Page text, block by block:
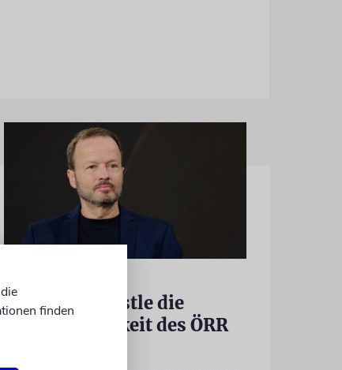
Wie Georg Restle die
Glaubwürdigkeit des ÖRR
finden